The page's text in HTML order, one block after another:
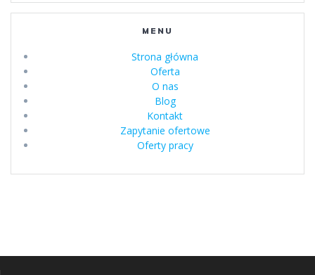
MENU
Strona główna
Oferta
O nas
Blog
Kontakt
Zapytanie ofertowe
Oferty pracy